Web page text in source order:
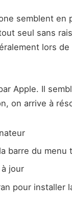
semblent en
seul sans
lors de
Apple. Il
on arrive à
barre du
jour
pour installer